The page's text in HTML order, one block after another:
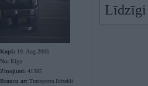
Kopš: 19. Aug 2005
No: Rīga
Ziņojumi: 41385
Braucu ar: Transporta līdzekli
Līdzīgi